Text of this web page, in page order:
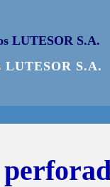
LUTESOR S.A.